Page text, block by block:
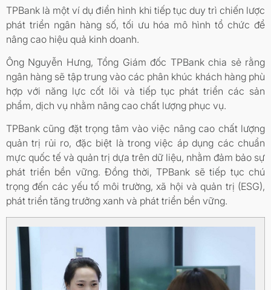
TPBank là một ví dụ điển hình khi tiếp tục duy trì chiến lược
phát triển ngân hàng số, tối ưu hóa mô hình tổ chức để
nâng cao hiệu quả kinh doanh.
Ông Nguyễn Hưng, Tổng Giám đốc TPBank chia sẻ rằng
ngân hàng sẽ tập trung vào các phân khúc khách hàng phù
hợp với năng lực cốt lõi và tiếp tục phát triển các sản
phẩm, dịch vụ nhằm nâng cao chất lượng phục vụ.
TPBank cũng đặt trọng tâm vào việc nâng cao chất lượng
quản trị rủi ro, đặc biệt là trong việc áp dụng các chuẩn
mực quốc tế và quản trị dựa trên dữ liệu, nhằm đảm bảo sự
phát triển bền vững. Đồng thời, TPBank sẽ tiếp tục chú
trọng đến các yếu tố môi trường, xã hội và quản trị (ESG),
phát triển tăng trưởng xanh và phát triển bền vững.